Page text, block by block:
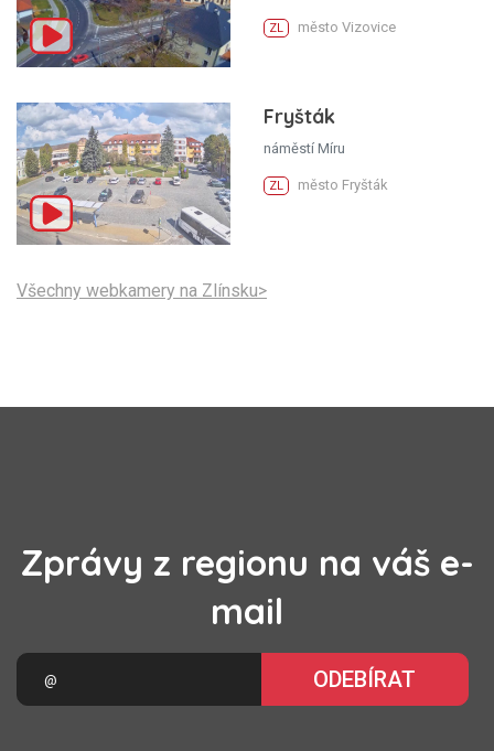
ZL město Vizovice
Fryšták
náměstí Míru
ZL město Fryšták
Všechny webkamery na Zlínsku>
Zprávy z regionu na váš e-
mail
ODEBÍRAT